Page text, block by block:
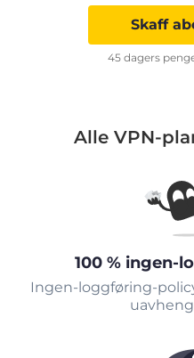
Skaff
45 dagers
Alle VPN-
100 % ingen-
Ingen-loggføring-